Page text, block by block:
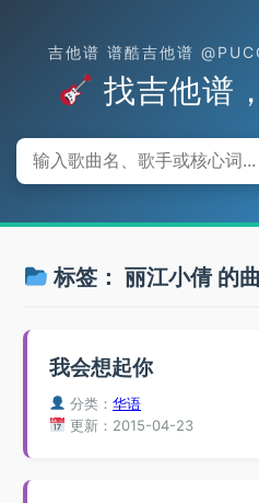
吉他谱 谱酷吉他谱
找吉他谱
标签： 丽江小倩的
我会想起你
分类：华语
更新：2015-04-23